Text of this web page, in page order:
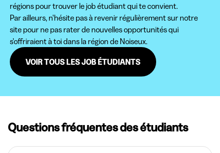
régions pour trouver le job étudiant qui te convient.
Par ailleurs, n'hésite pas à revenir régulièrement sur notre
site pour ne pas rater de nouvelles opportunités qui
s'offriraient à toi dans la région de Noiseux.
VOIR TOUS LES JOB ÉTUDIANTS
Questions fréquentes des étudiants